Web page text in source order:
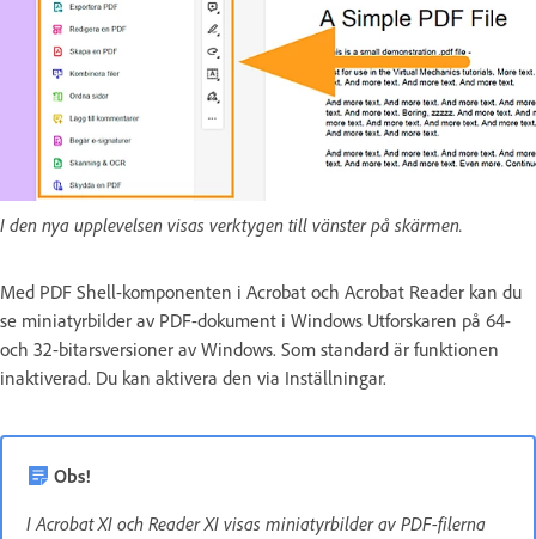
I den nya upplevelsen visas verktygen till vänster på skärmen.
Med PDF Shell-komponenten i Acrobat och Acrobat Reader kan du
se miniatyrbilder av PDF-dokument i Windows Utforskaren på 64-
och 32-bitarsversioner av Windows. Som standard är funktionen
inaktiverad. Du kan aktivera den via Inställningar.
Obs!
I Acrobat XI och Reader XI visas miniatyrbilder av PDF-filerna